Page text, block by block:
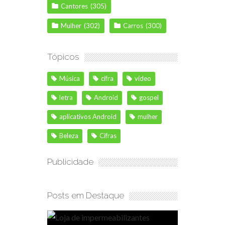
Cantores (305)
Mulher (302) Carros (300)
Tópicos
Música cifra vídeo
letra Android gospel
aplicativos Android mulher
Beleza Cifras
Publicidade
Posts em Destaque